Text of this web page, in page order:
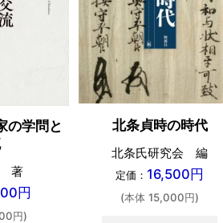
の学問と
著
円
円)
北条貞時の時代
北条氏研究会 編
定価： 16,500円
(本体 15,000円)